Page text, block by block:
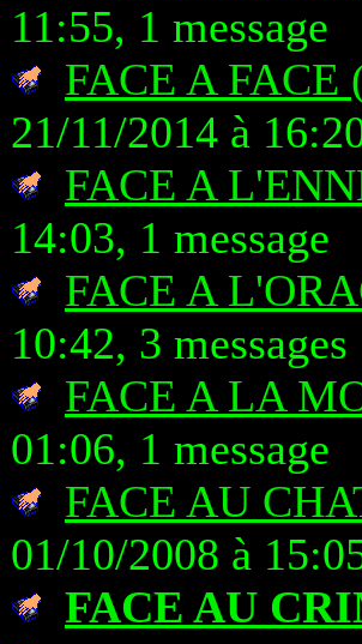
11:55, 1 message
FACE A FACE
21/11/2014 à
FACE A
14:03, 1 message
FACE A
10:42, 3 messages
FACE A LA
01:06, 1 message
FACE AU
01/10/2008 à
FACE AU